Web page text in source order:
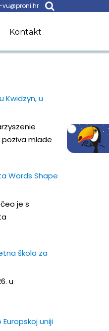
Kontakt
Kwidzyn, u
poziva mlade
Words Shape
je s
škola za
u
uniji